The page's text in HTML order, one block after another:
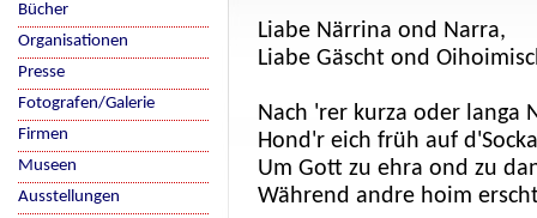
Liabe Närrina ond Narra,
Liabe Gäscht ond
Nach 'rer kurza oder langa
Hond'r eich früh auf
Um Gott zu ehra ond zu
Während andre hoim
Bücher
Organisationen
Presse
Fotografen/Galerie
Firmen
Museen
Ausstellungen